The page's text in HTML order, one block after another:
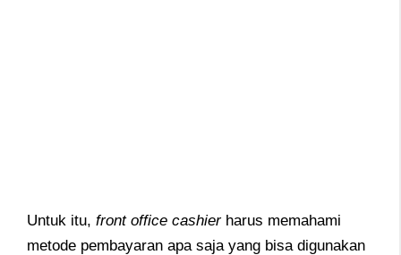
Untuk itu, front office cashierharus memahami
metode pembayaran apa saja yang bisa digunakan